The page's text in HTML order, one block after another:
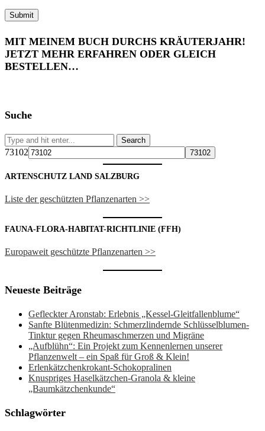
MIT MEINEM BUCH DURCHS KRÄUTERJAHR!
JETZT MEHR ERFAHREN ODER GLEICH
BESTELLEN…
Suche
73102
ARTENSCHUTZ LAND SALZBURG
Liste der geschützten Pflanzenarten >>
FAUNA-FLORA-HABITAT-RICHTLINIE (FFH)
Europaweit geschützte Pflanzenarten >>
Neueste Beiträge
Gefleckter Aronstab: Erlebnis „Kessel-Gleitfallenblume“
Sanfte Blütenmedizin: Schmerzlindernde Schlüsselblumen-
Tinktur gegen Rheumaschmerzen und Migräne
„Aufblühn“: Ein Projekt zum Kennenlernen unserer
Pflanzenwelt – ein Spaß für Groß & Klein!
Erlenkätzchenkrokant-Schokopralinen
Knuspriges Haselkätzchen-Granola & kleine
„Baumkätzchenkunde“
Schlagwörter